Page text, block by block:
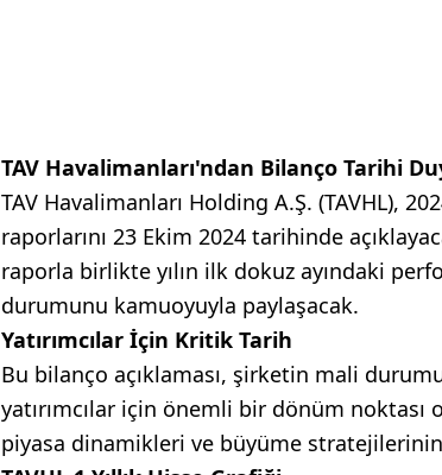
TAV Havalimanları'ndan Bilanço Tarihi
TAV Havalimanları Holding A.Ş. (TAVHL),
raporlarını 23 Ekim 2024 tarihinde
raporla birlikte yılın ilk dokuz ayındaki
durumunu kamuoyuyla paylaşacak.
Yatırımcılar İçin Kritik Tarih
Bu bilanço açıklaması, şirketin mali
yatırımcılar için önemli bir dönüm noktası
piyasa dinamikleri ve büyüme